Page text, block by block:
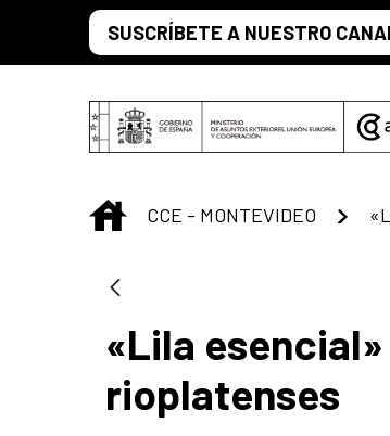
Skip to Main ContentSUSCRÍBETE A NUESTRO
INICIO
CCE - MONTEVIDEO
«Lila
rioplatenses